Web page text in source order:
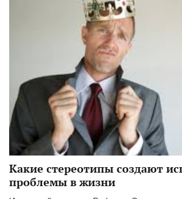
Какие стереотипы создают
проблемы в жизни